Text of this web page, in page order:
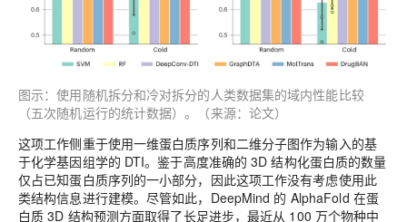
图示：使用随机拆分和冷对拆分的人类数据集的域内性能比较
（五次随机运行的统计数据）。（来源：论文）
这项工作侧重于使用一维蛋白质序列和二维分子图作为输入的基
于化学基因组学的 DTI。鉴于高度准确的 3D 结构化蛋白质的数量
仅占已知蛋白质序列的一小部分，因此这项工作没有考虑使用此
类结构信息进行建模。尽管如此，DeepMind 的 AlphaFold 在蛋
白质 3D 结构预测方面取得了长足进步，最近从 100 万个物种中